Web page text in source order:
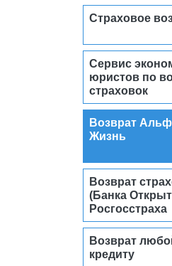
Страховое
Сервис
юристов по
страховок
Возврат
Жизнь
Возврат
(Банка
Росгосстраха
Возврат
кредиту